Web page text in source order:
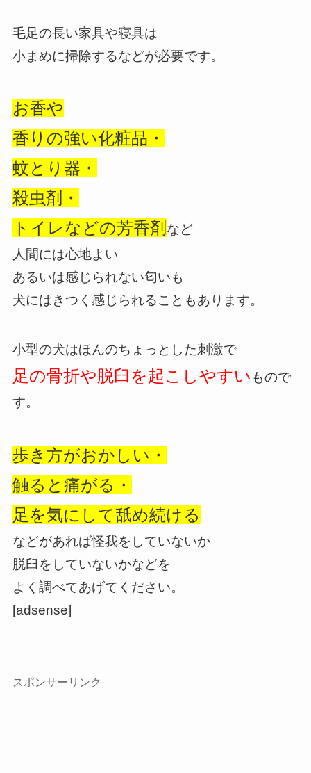
毛足の長い家具や寝具は
小まめに掃除するなどが必要です。
お香や
香りの強い化粧品・
蚊とり器・
殺虫剤・
トイレなどの芳香剤 など
人間には心地よい
あるいは感じられない匂いも
犬にはきつく感じられることもあります。
小型の犬はほんのちょっとした刺激で
足の骨折や脱臼を起こしやすい もので
す。
歩き方がおかしい・
触ると痛がる・
足を気にして舐め続ける
などがあれば怪我をしていないか
脱臼をしていないかなどを
よく調べてあげてください。
[adsense]
スポンサーリンク